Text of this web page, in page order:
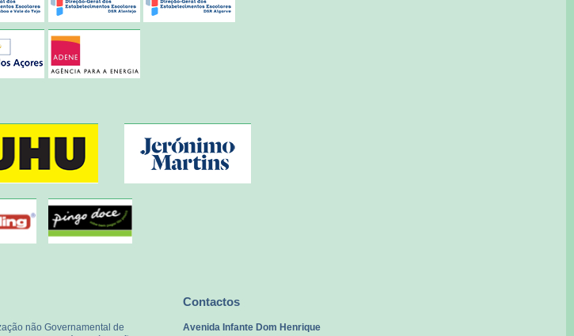
não Governamental de
Contactos
Avenida Infante Dom Henrique